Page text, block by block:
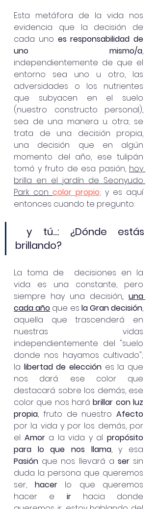
Esta metáfora de la vida nos
evidencia que la decisión de
cada uno es responsabilidad de
uno mismo/a,
independientemente de que el
entorno sea uno u otro, las
adversidades o los nutrientes
que subyacen en el suelo
(nuestro constructo personal),
sea de una manera u otra; se
trata de una decisión propia,
una decisión que en algún
momento del año, ese tulipán
tomó y fruto de esa pasión, hoy
brilla en el jardín de Seonyudo
Park con color propio; y es aquí
entonces cuando te pregunto:
y tú...: ¿Dónde estás
brillando?
La toma de  decisiones en la
vida es una constante, pero
siempre hay una decisión, una
cada año que es la Gran decisión,
aquella que trascenderá en
nuestras vidas
independientemente del "suelo
donde nos hayamos cultivado";
la libertad de elección es la que
nos dará ese color que
destacará sobre los demás, ese
color que nos hará brillar con luz
propia, fruto de nuestro Afecto
por la vida y por los demás, por
el Amor a la vida y al propósito
para lo que nos llama
Pasión que nos llevará a ser sin
duda la persona que queremos
ser, hacer lo que queremos
hacer e ir hacia donde